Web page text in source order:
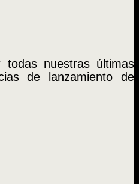
todas nuestras últimas
de lanzamiento de